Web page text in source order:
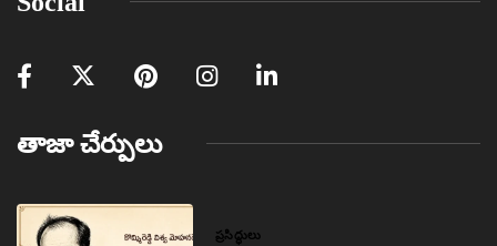
తాజా చేర్పులు
ప్రసిద్ధులు